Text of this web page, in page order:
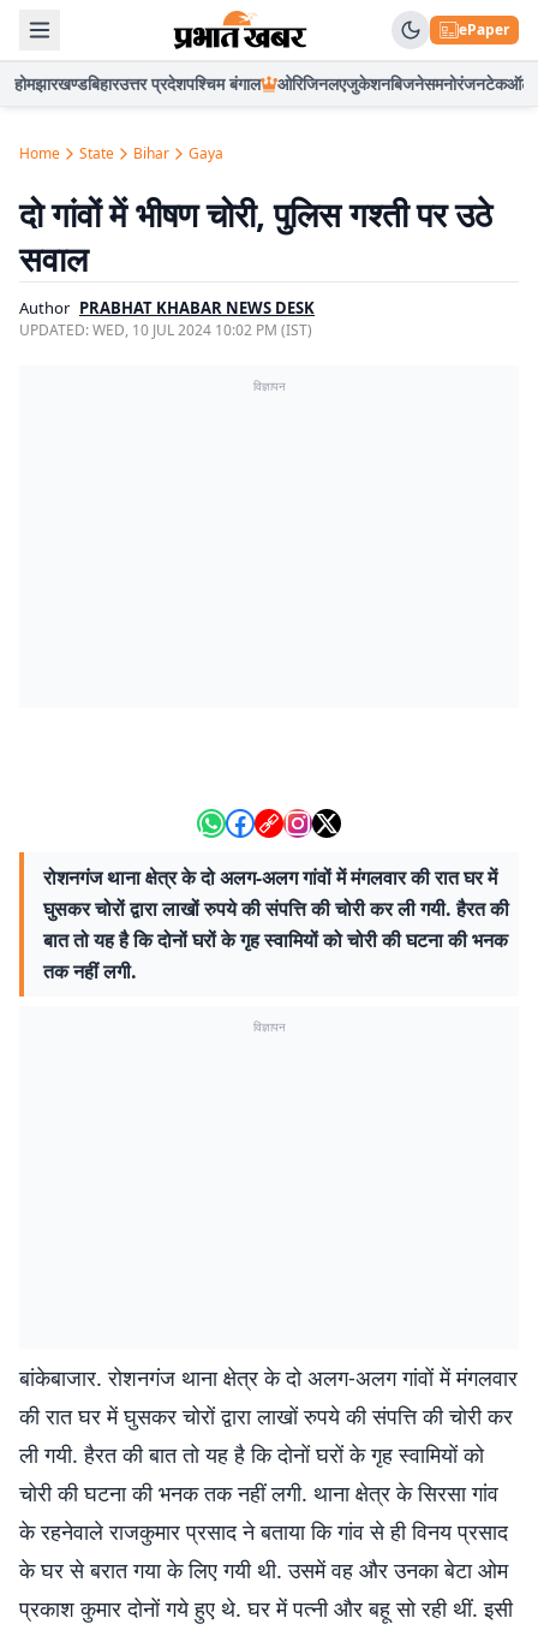
ePaper
होमझारखण्डबिहारउत्तर प्रदेशपश्चिम बंगाल ओरिजिनलएजुकेशनबिजनेसमनोरंजनटेकऑटो
Home State Bihar Gaya
दो गांवों में भीषण चोरी, पुलिस गश्ती पर उठे
सवाल
Author PRABHAT KHABAR NEWS DESK
UPDATED:WED, 10 JUL 2024 10:02 PM (IST)
विज्ञापन
रोशनगंज थाना क्षेत्र के दो अलग-अलग गांवों में मंगलवार की रात घर में
घुसकर चोरों द्वारा लाखों रुपये की संपत्ति की चोरी कर ली गयी. हैरत की
बात तो यह है कि दोनों घरों के गृह स्वामियों को चोरी की घटना की भनक
तक नहीं लगी.
विज्ञापन
बांकेबाजार. रोशनगंज थाना क्षेत्र के दो अलग-अलग गांवों में मंगलवार
की रात घर में घुसकर चोरों द्वारा लाखों रुपये की संपत्ति की चोरी कर
ली गयी. हैरत की बात तो यह है कि दोनों घरों के गृह स्वामियों को
चोरी की घटना की भनक तक नहीं लगी. थाना क्षेत्र के सिरसा गांव
के रहनेवाले राजकुमार प्रसाद ने बताया कि गांव से ही विनय प्रसाद
के घर से बरात गया के लिए गयी थी. उसमें वह और उनका बेटा ओम
प्रकाश कुमार दोनों गये हुए थे. घर में पत्नी और बहू सो रही थीं. इसी